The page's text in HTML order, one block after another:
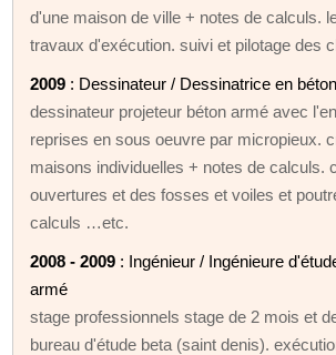
d'une maison de ville + notes de calculs.
travaux d'exécution. suivi et pilotage des
2009 : Dessinateur / Dessinatrice en
dessinateur projeteur béton armé avec
reprises en sous oeuvre par micropieux.
maisons individuelles + notes de calculs.
ouvertures et des fosses et voiles et
calculs …etc.
2008 - 2009 : Ingénieur / Ingénieure
armé
stage professionnels stage de 2 mois et
bureau d'étude beta (saint denis).